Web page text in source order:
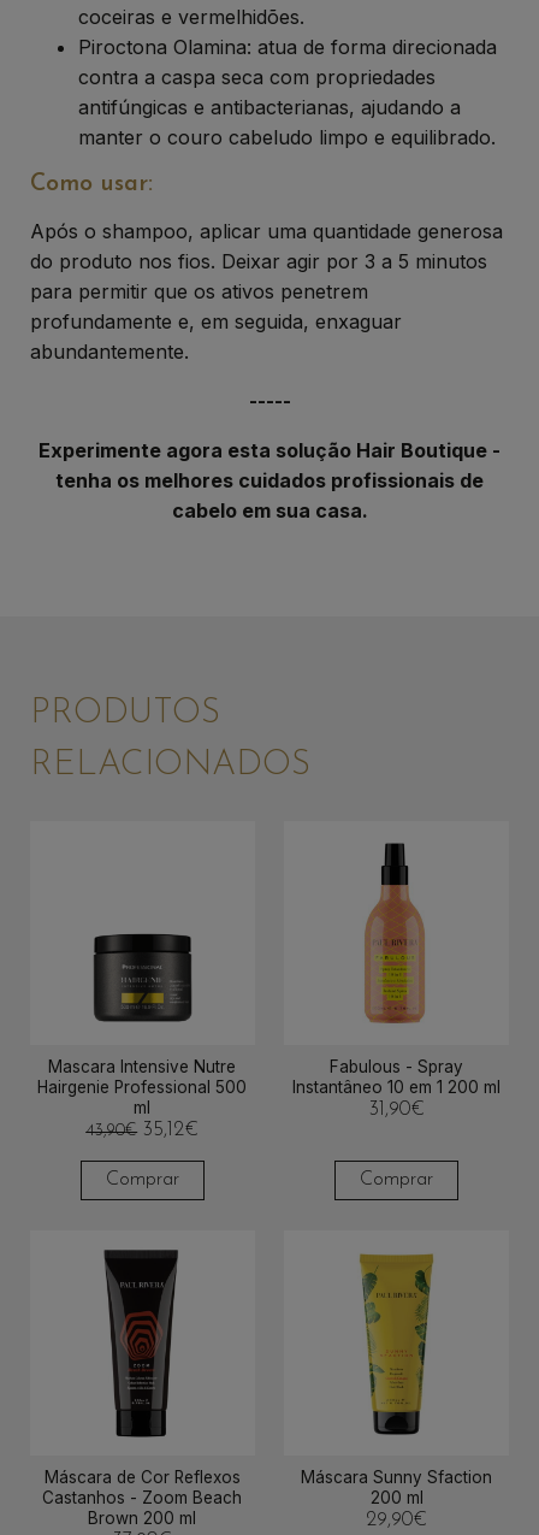
coceiras e vermelhidões.
Piroctona Olamina: atua de forma direcionada
contra a caspa seca com propriedades
antifúngicas e antibacterianas, ajudando a
manter o couro cabeludo limpo e equilibrado.
Como usar:
Após o shampoo, aplicar uma quantidade generosa
do produto nos fios. Deixar agir por 3 a 5 minutos
para permitir que os ativos penetrem
profundamente e, em seguida, enxaguar
abundantemente.
-----
Experimente agora esta solução Hair Boutique -
tenha os melhores cuidados profissionais de
cabelo em sua casa.
PRODUTOS
RELACIONADOS
Mascara Intensive Nutre
Hairgenie Professional 500
ml
43,90€ 35,12€
Comprar
Fabulous - Spray
Instantâneo 10 em 1 200 ml
31,90€
Comprar
Máscara de Cor Reflexos
Castanhos - Zoom Beach
Brown 200 ml
Máscara Sunny Sfaction
200 ml
29,90€